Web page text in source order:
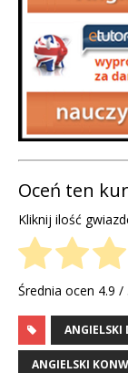
Oceń ten
Kliknij ilość
Średnia ocen 4.9 /
ANGIELSKI
ANGIELSKI